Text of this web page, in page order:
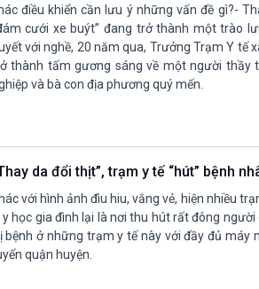
điều khiển cần lưu ý những vấn đề gì?-
cưới xe buýt” đang trở thành một trào
với nghề, 20 năm qua, Trưởng Trạm Y tế
thành tấm gương sáng về một người thầy
và bà con địa phương quý mến.
da đổi thịt”, trạm y tế “hút” bệnh
với hình ảnh đìu hiu, vắng vẻ, hiện nhiều
y học gia đình lại là nơi thu hút rất đông
bệnh ở những trạm y tế này với đầy đủ máy
quận huyện.